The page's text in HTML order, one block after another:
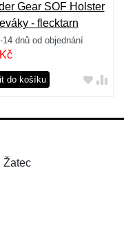
Gear SOF Holster
- flecktarn
14 dnů od objednání
do košíku
Žatec